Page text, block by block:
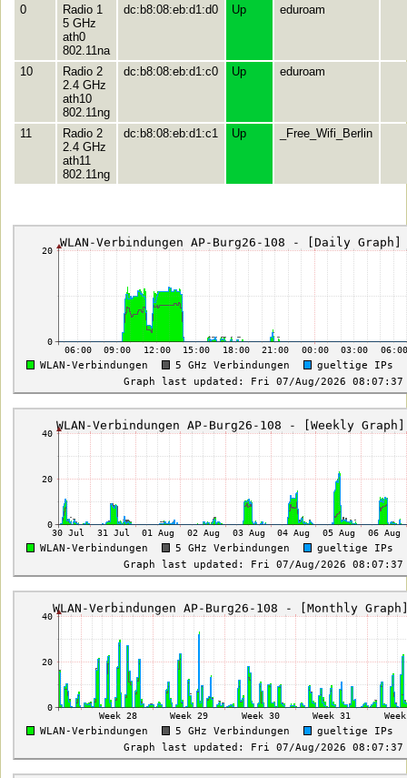
0
Radio 1
5 GHz
ath0
802.11na
dc:b8:08:eb:d1:d0 Up eduroam
10
Radio 2
2.4 GHz
ath10
802.11ng
dc:b8:08:eb:d1:c0 Up eduroam
11
Radio 2
2.4 GHz
ath11
802.11ng
dc:b8:08:eb:d1:c1 Up _Free_Wifi_Berlin